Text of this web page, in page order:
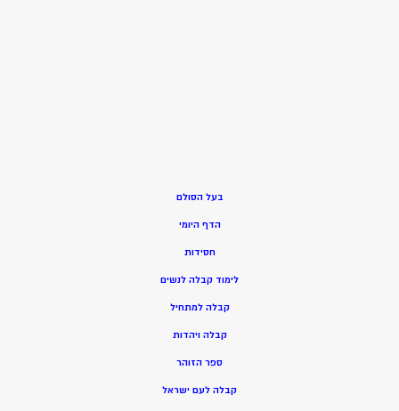
בעל הסולם
הדף היומי
חסידות
לימוד קבלה לנשים
קבלה למתחיל
קבלה ויהדות
ספר הזוהר
קבלה לעם ישראל